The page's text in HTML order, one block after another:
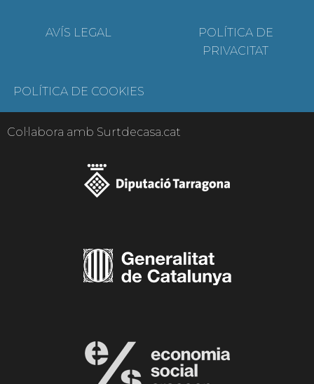
AVÍS LEGAL
POLÍTICA DE
PRIVACITAT
POLÍTICA DE COOKIES
Col·labora amb Surtdecasa.cat